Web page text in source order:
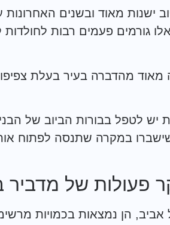
ישנות מאוד ובשנים האחרונות
גורמים פעמים רבות
מאוד מהדברה בעיר בעלת
יש לטפל בבורות הביוב של
שישברו במקרה שתנסה לפתוח
פעולות של מדביר
הן נמצאות בכמויות